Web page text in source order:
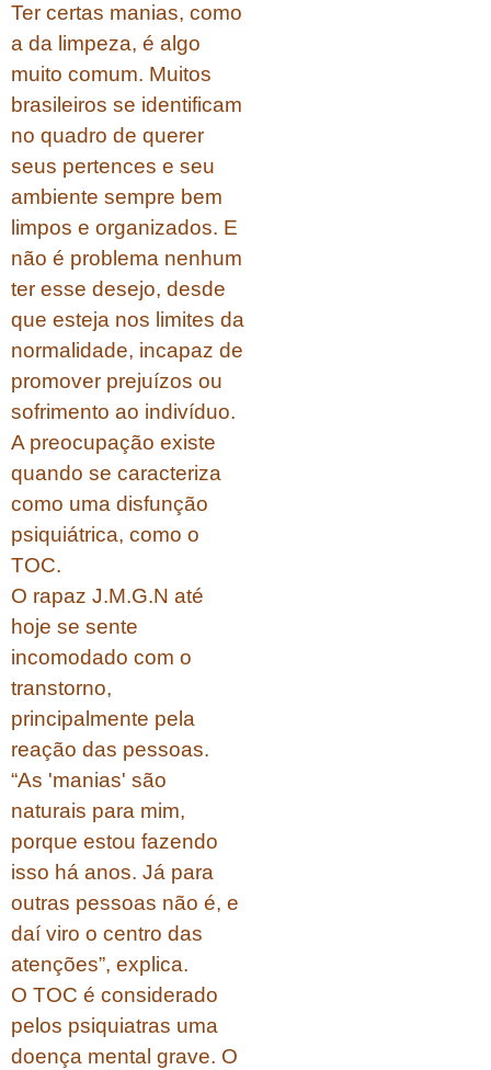
Ter certas manias, como
a da limpeza, é algo
muito comum. Muitos
brasileiros se identificam
no quadro de querer
seus pertences e seu
ambiente sempre bem
limpos e organizados. E
não é problema nenhum
ter esse desejo, desde
que esteja nos limites da
normalidade, incapaz de
promover prejuízos ou
sofrimento ao indivíduo.
A preocupação existe
quando se caracteriza
como uma disfunção
psiquiátrica, como o
TOC.
O rapaz J.M.G.N até
hoje se sente
incomodado com o
transtorno,
principalmente pela
reação das pessoas.
“As 'manias' são
naturais para mim,
porque estou fazendo
isso há anos. Já para
outras pessoas não é, e
daí viro o centro das
atenções”, explica.
O TOC é considerado
pelos psiquiatras uma
doença mental grave. O